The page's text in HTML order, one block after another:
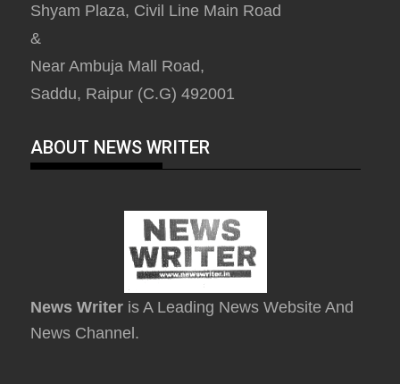
Shyam Plaza, Civil Line Main Road
&
Near Ambuja Mall Road,
Saddu, Raipur (C.G) 492001
ABOUT NEWS WRITER
News Writer is A Leading News Website And
News Channel.